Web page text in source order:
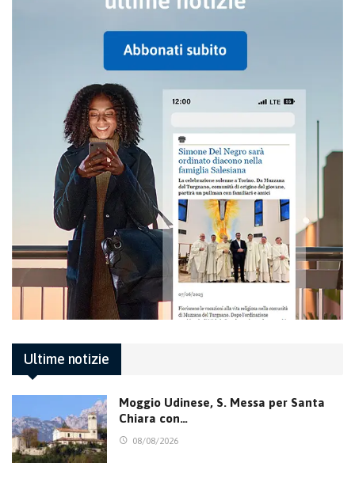
Ultime notizie
Moggio Udinese, S. Messa per Santa
Chiara con…
08/08/2026